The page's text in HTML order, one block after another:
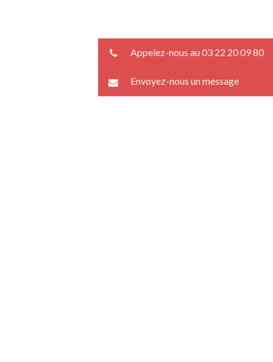
Appelez-nous au 03 22 20 09 80
Envoyez-nous un message